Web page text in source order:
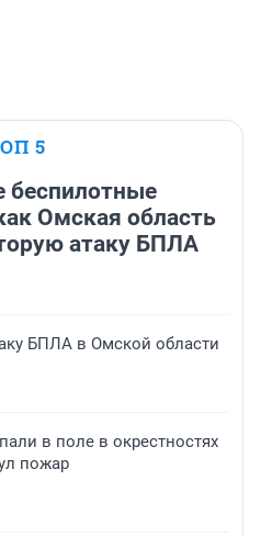
5
беспилотные
Омская область
атаку БПЛА
БПЛА в Омской области
в поле в окрестностях
пожар